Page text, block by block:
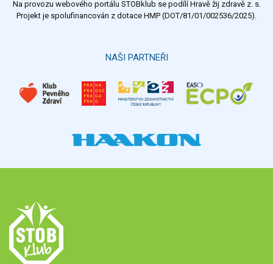
Na provozu webového portálu STOBklub se podílí Hravě žij zdravě z. s.
Projekt je spolufinancován z dotace HMP (DOT/81/01/002536/2025).
NAŠI PARTNEŘI